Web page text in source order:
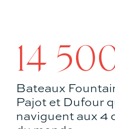
14
Bateaux
Pajot et Dufour
naviguent aux 4